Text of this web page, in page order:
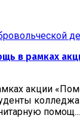
в рамках
акции
помощ...